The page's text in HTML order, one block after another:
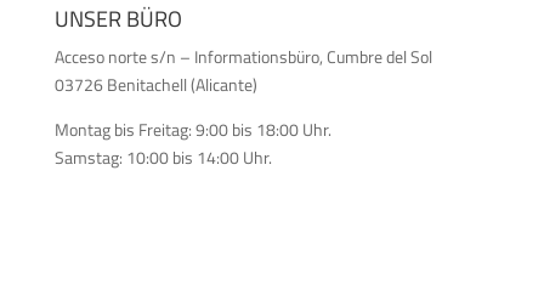
UNSER BÜRO
Acceso norte s/n – Informationsbüro, Cumbre del Sol
03726 Benitachell (Alicante)
Montag bis Freitag: 9:00 bis 18:00 Uhr.
Samstag: 10:00 bis 14:00 Uhr.